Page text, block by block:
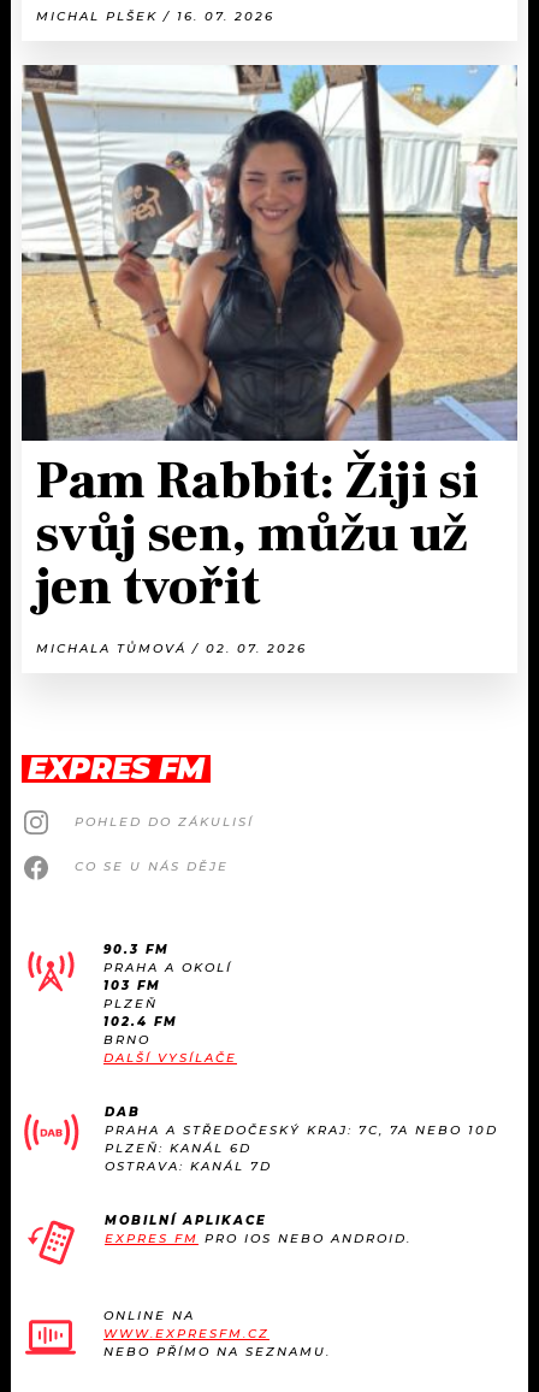
MICHAL PLŠEK / 16. 07. 2026
Pam Rabbit: Žiji si
svůj sen, můžu už
jen tvořit
MICHALA TŮMOVÁ / 02. 07. 2026
EXPRES FM
POHLED DO ZÁKULISÍ
CO SE U NÁS DĚJE
90.3 FM
PRAHA A OKOLÍ
103 FM
PLZEŇ
102.4 FM
BRNO
DALŠÍ VYSÍLAČE
DAB
PRAHA A STŘEDOČESKÝ KRAJ: 7C, 7A NEBO 10D
PLZEŇ: KANÁL 6D
OSTRAVA: KANÁL 7D
MOBILNÍ APLIKACE
EXPRES FM PRO IOS NEBO ANDROID.
ONLINE NA
WWW.EXPRESFM.CZ
NEBO PŘÍMO NA SEZNAMU.